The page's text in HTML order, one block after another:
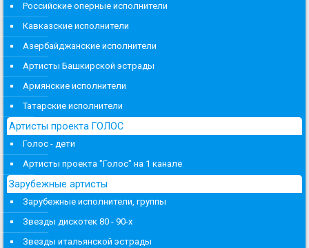
Российские оперные исполнители
Кавказские исполнители
Азербайджанские исполнители
Артисты Башкирской эстрады
Армянские исполнители
Татарские исполнители
Артисты проекта ГОЛОС
Голос - дети
Артисты проекта "Голос" на 1 канале
Зарубежные артисты
Зарубежные исполнители, группы
Звезды дискотек 80 - 90-х
Звезды итальянской эстрады